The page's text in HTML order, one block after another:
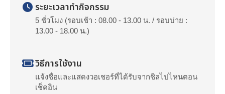
ระยะเวลาทำกิจกรรม
5 ชั่วโมง (รอบเช้า : 08.00 - 13.00 น. / รอบบ่าย :
13.00 - 18.00 น.)
วิธีการใช้งาน
แจ้งชื่อและแสดงวอเชอร์ที่ได้รับจากชิลไปไหนตอน
เช็คอิน